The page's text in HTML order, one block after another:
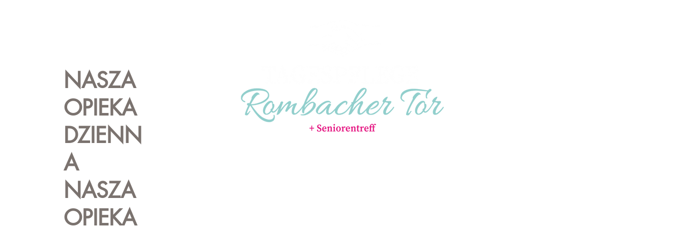
NASZA
OPIEKA
DZIENN
A
NASZA
OPIEKA